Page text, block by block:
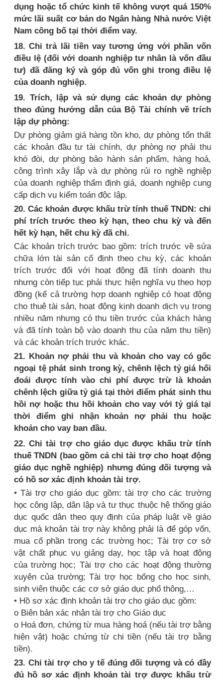
dụng hoặc tổ chức kinh tế không vượt quá 150%
mức lãi suất cơ bản do Ngân hàng Nhà nước Việt
Nam công bố tại thời điểm vay.
18. Chi trả lãi tiền vay tương ứng với phần vốn
điều lệ (đối với doanh nghiệp tư nhân là vốn đầu
tư) đã đăng ký và góp đủ vốn ghi trong điều lệ
của doanh nghiệp.
19. Trích, lập và sử dụng các khoản dự phòng
theo đúng hướng dẫn của Bộ Tài chính về trích
lập dự phòng:
Dự phòng giảm giá hàng tồn kho, dự phòng tổn thất
các khoản đầu tư tài chính, dự phòng nợ phải thu
khó đòi, dự phòng bảo hành sản phẩm, hàng hoá,
công trình xây lắp và dự phòng rủi ro nghề nghiệp
của doanh nghiệp thẩm định giá, doanh nghiệp cung
cấp dịch vụ kiểm toán độc lập.
20. Các khoản được khấu trừ tính thuế TNDN: chi
phí trích trước theo kỳ hạn, theo chu kỳ và đến
hết kỳ hạn, hết chu kỳ đã chi.
Các khoản trích trước bao gồm: trích trước về sửa
chữa lớn tài sản cố định theo chu kỳ, các khoản
trích trước đối với hoạt động đã tính doanh thu
nhưng còn tiếp tục phải thực hiện nghĩa vụ theo hợp
đồng (kể cả trường hợp doanh nghiệp có hoạt động
cho thuê tài sản, hoạt động kinh doanh dịch vụ trong
nhiều năm nhưng có thu tiền trước của khách hàng
và đã tính toàn bộ vào doanh thu của năm thu tiền)
và các khoản trích trước khác.
21. Khoản nợ phải thu và khoản cho vay có gốc
ngoại tệ phát sinh trong kỳ, chênh lệch tỷ giá hối
đoái được tính vào chi phí được trừ là khoản
chênh lệch giữa tỷ giá tại thời điểm phát sinh thu
hồi nợ hoặc thu hồi khoản cho vay với tỷ giá tại
thời điểm ghi nhận khoản nợ phải thu hoặc
khoản cho vay ban đầu.
22. Chi tài trợ cho giáo dục được khấu trừ tính
thuế TNDN (bao gồm cả chi tài trợ cho hoạt động
giáo dục nghề nghiệp) nhưng đúng đối tượng và
có hồ sơ xác định khoản tài trợ.
• Tài trợ cho giáo dục gồm: tài trợ cho các trường
học công lập, dân lập và tư thục thuộc hệ thống giáo
dục quốc dân theo quy định của pháp luật về giáo
dục mà khoản tài trợ này không phải là để góp vốn,
mua cổ phần trong các trường học; Tài trợ cơ sở
vật chất phục vụ giảng dạy, học tập và hoạt động
của trường học; Tài trợ cho các hoạt động thường
xuyên của trường; Tài trợ học bổng cho học sinh,
sinh viên thuộc các cơ sở giáo dục phổ thông,…
• Hồ sơ xác định khoản tài trợ cho giáo dục gồm:
o Biên bản xác nhận tài trợ cho Giáo dục
o Hoá đơn, chứng từ mua hàng hoá (nếu tài trợ bằng
hiện vật) hoặc chứng từ chi tiền (nếu tài trợ bằng
tiền).
23. Chi tài trợ cho y tế đúng đối tượng và có đầy
đủ hồ sơ xác định khoản tài trợ được khấu trừ